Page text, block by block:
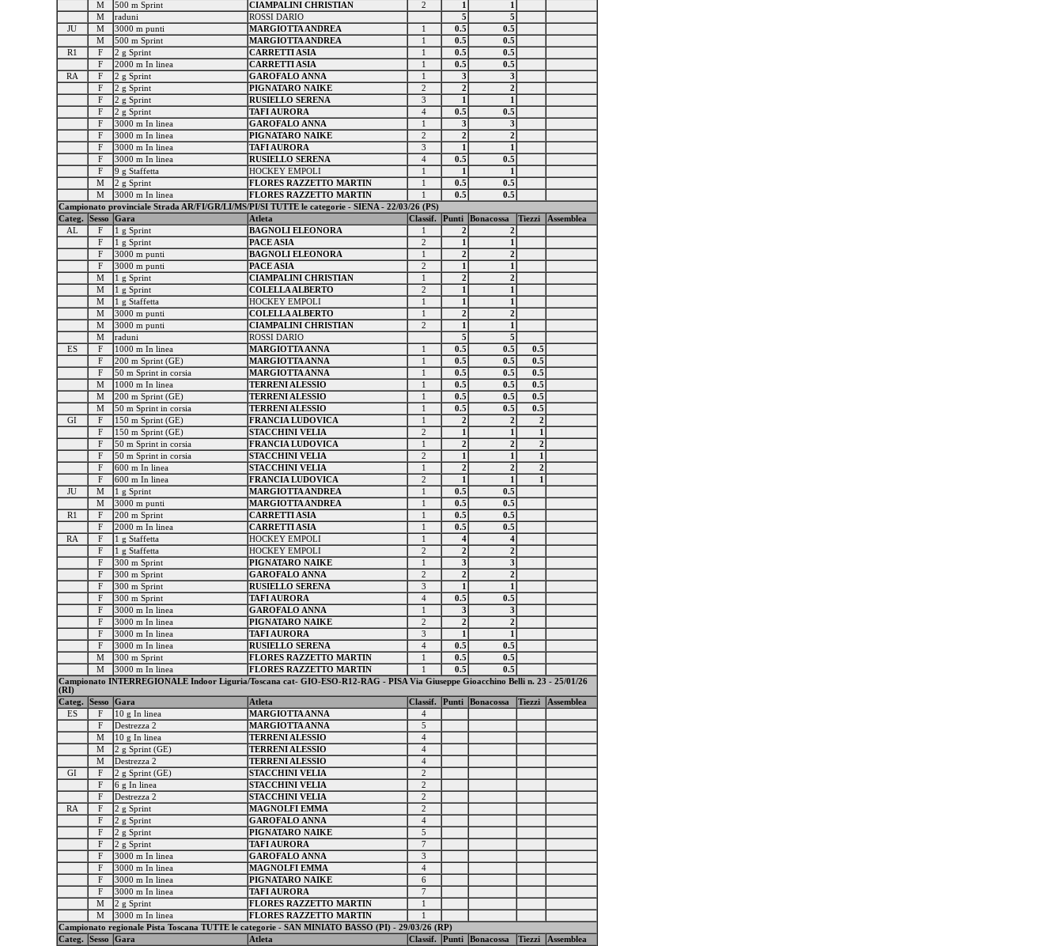
M
500 m Sprint CIAMPALINI CHRISTIAN 2 1
1
M
raduni ROSSI DARIO 5
5
JU
M 3000 m punti MARGIOTTA ANDREA 1 0.5
0.5
M
500 m Sprint MARGIOTTA ANDREA 1 0.5
0.5
R1
F 2 g Sprint CARRETTI ASIA 1 0.5
0.5
F
2000 m In linea CARRETTI ASIA 1 0.5
0.5
RA
F 2 g Sprint GAROFALO ANNA 1 3
3
F
2 g Sprint PIGNATARO NAIKE 2 2
2
F
2 g Sprint RUSIELLO SERENA 3 1
1
F
2 g Sprint TAFI AURORA 4 0.5
0.5
F
3000 m In linea GAROFALO ANNA 1 3
3
F
3000 m In linea PIGNATARO NAIKE 2 2
2
F
3000 m In linea TAFI AURORA 3 1
1
F
3000 m In linea RUSIELLO SERENA 4 0.5
0.5
F
9 g Staffetta HOCKEY EMPOLI 1 1
1
M
2 g Sprint FLORES RAZZETTO MARTIN 1 0.5
0.5
M
3000 m In linea FLORES RAZZETTO MARTIN 1 0.5
0.5
Campionato provinciale Strada AR/FI/GR/LI/MS/PI/SI TUTTE le categorie - SIENA - 22/03/26 (PS)
Categ.
Sesso Gara Atleta Classif. Punti Bonacossa Tiezzi
Assemblea
AL
F 1 g Sprint BAGNOLI ELEONORA 1 2
2
F
1 g Sprint PACE ASIA 2 1
1
F
3000 m punti BAGNOLI ELEONORA 1 2
2
F
3000 m punti PACE ASIA 2 1
1
M
1 g Sprint CIAMPALINI CHRISTIAN 1 2
2
M
1 g Sprint COLELLA ALBERTO 2 1
1
M
1 g Staffetta HOCKEY EMPOLI 1 1
1
M
3000 m punti COLELLA ALBERTO 1 2
2
M
3000 m punti CIAMPALINI CHRISTIAN 2 1
1
M
raduni ROSSI DARIO 5
5
ES
F 1000 m In linea MARGIOTTA ANNA 1 0.5 0.5
0.5
F
200 m Sprint (GE) MARGIOTTA ANNA 1 0.5 0.5
0.5
F
50 m Sprint in corsia MARGIOTTA ANNA 1 0.5 0.5
0.5
M
1000 m In linea TERRENI ALESSIO 1 0.5 0.5
0.5
M
200 m Sprint (GE) TERRENI ALESSIO 1 0.5 0.5
0.5
M
50 m Sprint in corsia TERRENI ALESSIO 1 0.5 0.5
0.5
GI
F 150 m Sprint (GE) FRANCIA LUDOVICA 1 2 2
2
F
150 m Sprint (GE) STACCHINI VELIA 2 1 1
1
F
50 m Sprint in corsia FRANCIA LUDOVICA 1 2 2
2
F
50 m Sprint in corsia STACCHINI VELIA 2 1 1
1
F
600 m In linea STACCHINI VELIA 1 2 2
2
F
600 m In linea FRANCIA LUDOVICA 2 1 1
1
JU
M 1 g Sprint MARGIOTTA ANDREA 1 0.5
0.5
M
3000 m punti MARGIOTTA ANDREA 1 0.5
0.5
R1
F 200 m Sprint CARRETTI ASIA 1 0.5
0.5
F
2000 m In linea CARRETTI ASIA 1 0.5
0.5
RA
F 1 g Staffetta HOCKEY EMPOLI 1 4
4
F
1 g Staffetta HOCKEY EMPOLI 2 2
2
F
300 m Sprint PIGNATARO NAIKE 1 3
3
F
300 m Sprint GAROFALO ANNA 2 2
2
F
300 m Sprint RUSIELLO SERENA 3 1
1
F
300 m Sprint TAFI AURORA 4 0.5
0.5
F
3000 m In linea GAROFALO ANNA 1 3
3
F
3000 m In linea PIGNATARO NAIKE 2 2
2
F
3000 m In linea TAFI AURORA 3 1
1
F
3000 m In linea RUSIELLO SERENA 4 0.5
0.5
M
300 m Sprint FLORES RAZZETTO MARTIN 1 0.5
0.5
M
3000 m In linea FLORES RAZZETTO MARTIN 1 0.5
0.5
Campionato INTERREGIONALE Indoor Liguria/Toscana cat- GIO-ESO-R12-RAG - PISA Via Giuseppe Gioacchino Belli n. 23 - 25/01/26
(RI)
Categ.
Sesso Gara Atleta Classif. Punti Bonacossa Tiezzi
Assemblea
ES
F 10 g In linea MARGIOTTA ANNA
4
F
Destrezza 2 MARGIOTTA ANNA
5
M
10 g In linea TERRENI ALESSIO
4
M
2 g Sprint (GE) TERRENI ALESSIO
4
M
Destrezza 2 TERRENI ALESSIO
4
GI
F 2 g Sprint (GE) STACCHINI VELIA
2
F
6 g In linea STACCHINI VELIA
2
F
Destrezza 2 STACCHINI VELIA
2
RA
F 2 g Sprint MAGNOLFI EMMA
2
F
2 g Sprint GAROFALO ANNA
4
F
2 g Sprint PIGNATARO NAIKE
5
F
2 g Sprint TAFI AURORA
7
F
3000 m In linea GAROFALO ANNA
3
F
3000 m In linea MAGNOLFI EMMA
4
F
3000 m In linea PIGNATARO NAIKE
6
F
3000 m In linea TAFI AURORA
7
M
2 g Sprint FLORES RAZZETTO MARTIN
1
M
3000 m In linea FLORES RAZZETTO MARTIN
1
Campionato regionale Pista Toscana TUTTE le categorie - SAN MINIATO BASSO (PI) - 29/03/26 (RP)
Categ.
Sesso Gara Atleta Classif. Punti Bonacossa Tiezzi
Assemblea